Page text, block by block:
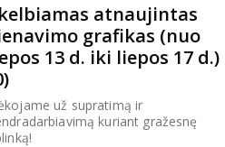
atnaujintas
grafikas (nuo
13 d. iki liepos 17 d.)
už supratimą ir
kuriant gražesnę